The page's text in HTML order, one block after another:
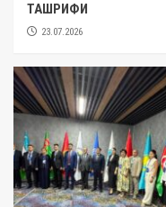
ТАШРИФИ
23.07.2026